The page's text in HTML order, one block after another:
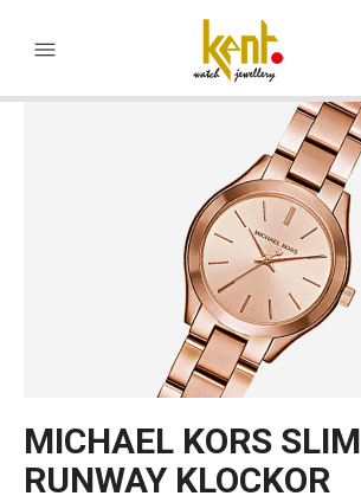
MICHAEL KORS SLIM
RUNWAY KLOCKOR